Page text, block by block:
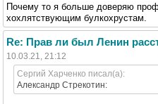
Почему то я больше доверяю
хохлятствующим булкохрустам.
Re: Прав ли был Ленин
10.03.21, 21:12
Сергий Харченко писал(а):
Александр Стрекотин: